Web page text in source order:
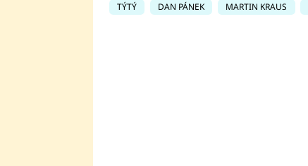
TÝTÝ
DAN PÁNEK MARTIN KRAUS